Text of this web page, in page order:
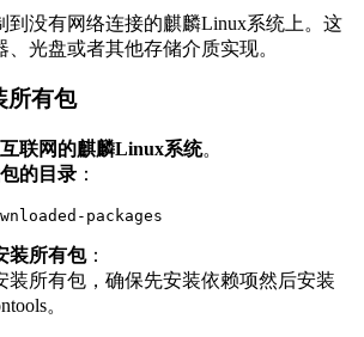
到没有网络连接的麒麟Linux系统上。这
光盘或者其他存储介质实现。
所有包
联网的麒麟Linux系统。
的目录 ：
装所有包：
装所有包，确保先安装依赖项然后安装
。